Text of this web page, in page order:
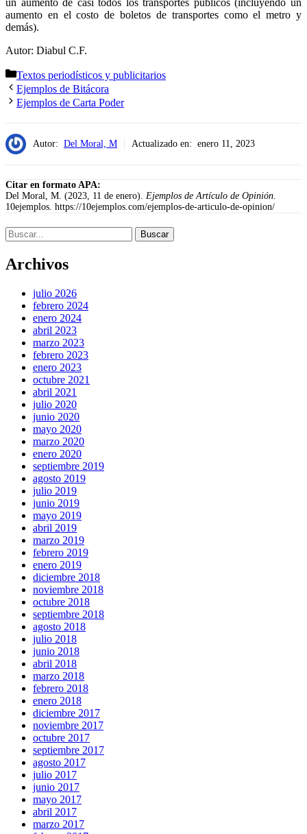
un aumento de casi todos los transportes públicos (incluyendo un
aumento en el costo de boletos de transportes como el metro y
demás).
Autor: Diabul C.F.
Categorías
Textos periodísticos y publicitarios
Ejemplos de Bitácora
Ejemplos de Carta Poder
Autor: Del Moral, M Actualizado en: enero 11, 2023
Citar en formato APA:
Del Moral, M. (2023, 11 de enero). Ejemplos de Artículo de Opinión.
10ejemplos. https://10ejemplos.com/ejemplos-de-articulo-de-opinion/
Buscar:
Archivos
julio 2026
febrero 2024
enero 2024
abril 2023
marzo 2023
febrero 2023
enero 2023
octubre 2021
abril 2021
julio 2020
junio 2020
mayo 2020
marzo 2020
enero 2020
septiembre 2019
agosto 2019
julio 2019
junio 2019
mayo 2019
abril 2019
marzo 2019
febrero 2019
enero 2019
diciembre 2018
noviembre 2018
octubre 2018
septiembre 2018
agosto 2018
julio 2018
junio 2018
abril 2018
marzo 2018
febrero 2018
enero 2018
diciembre 2017
noviembre 2017
octubre 2017
septiembre 2017
agosto 2017
julio 2017
junio 2017
mayo 2017
abril 2017
marzo 2017